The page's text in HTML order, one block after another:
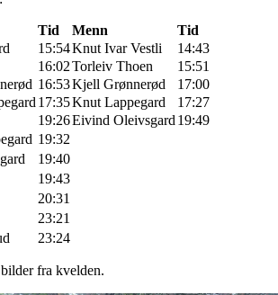
Tid Menn
Tid
15:54Knut Ivar Vestli
14:43
16:02Torleiv Thoen
15:51
16:53Kjell Grønnerød
17:00
17:35Knut Lappegard
17:27
19:26Eivind Oleivsgard 19:49
19:32
19:40
19:43
20:31
23:21
23:24
fra kvelden.